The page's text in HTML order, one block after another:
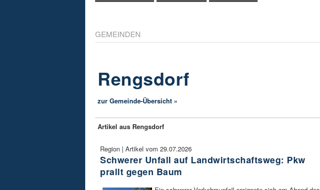
GEMEINDEN
Rengsdorf
zur Gemeinde-Übersicht »
Artikel aus Rengsdorf
Region | Artikel vom 29.07.2026
Schwerer Unfall auf Landwirtschaftsweg: Pkw
prallt gegen Baum